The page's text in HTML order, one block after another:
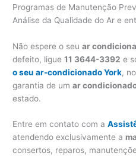
Programas de Manutenção
Análise da Qualidade do Ar e
Não espere o seuar
defeito, ligue11 3644-3392 e
o seu ar-condicionado York,
garantia de umar
estado.
Entre em contato com a
atendendo exclusivamente a
consertos, reparos,